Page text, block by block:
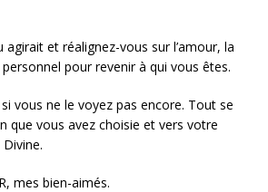
et réalignez-vous sur l’amour, la
pour revenir à qui vous êtes.
vous ne le voyez pas encore. Tout se
que vous avez choisie et vers votre
mes bien-aimés.